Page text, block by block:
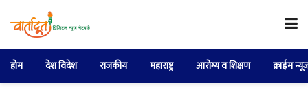
होम देश विदेश राजकीय महाराष्ट्र आरोग्य व शिक्षण क्राईम